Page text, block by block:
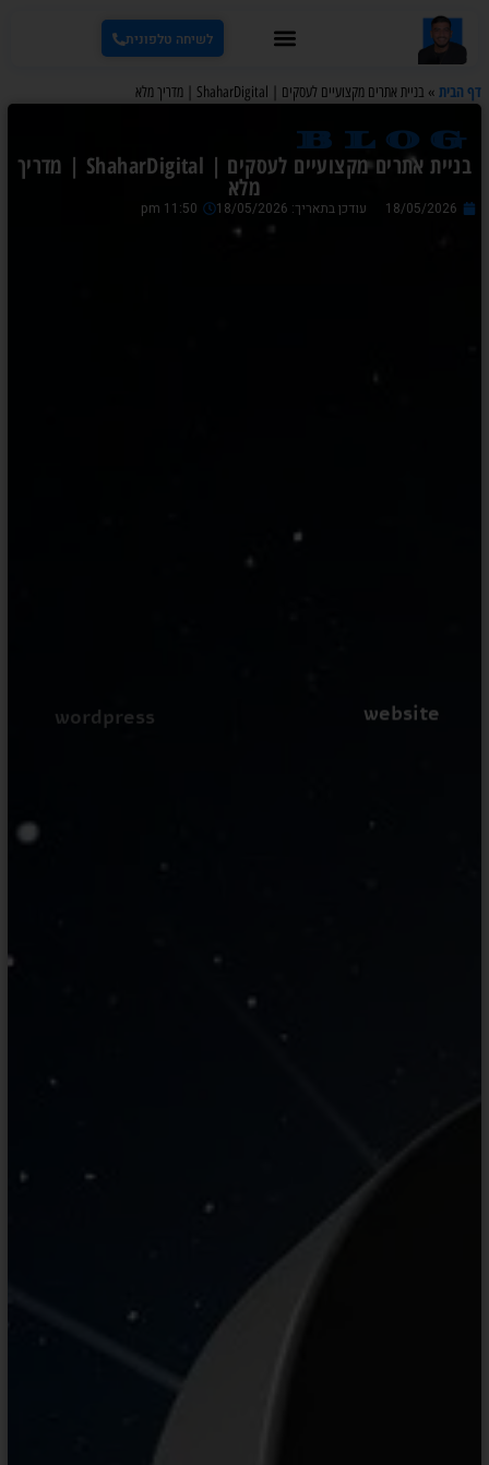
לשיחה טלפונית
דף הבית » בניית אתרים מקצועיים לעסקים | ShaharDigital | מדריך מלא
blog
בניית אתרים מקצועיים לעסקים | ShaharDigital | מדריך
מלא
18/05/2026 עודכן בתאריך: 18/05/2026 11:50 pm
website
wordpress